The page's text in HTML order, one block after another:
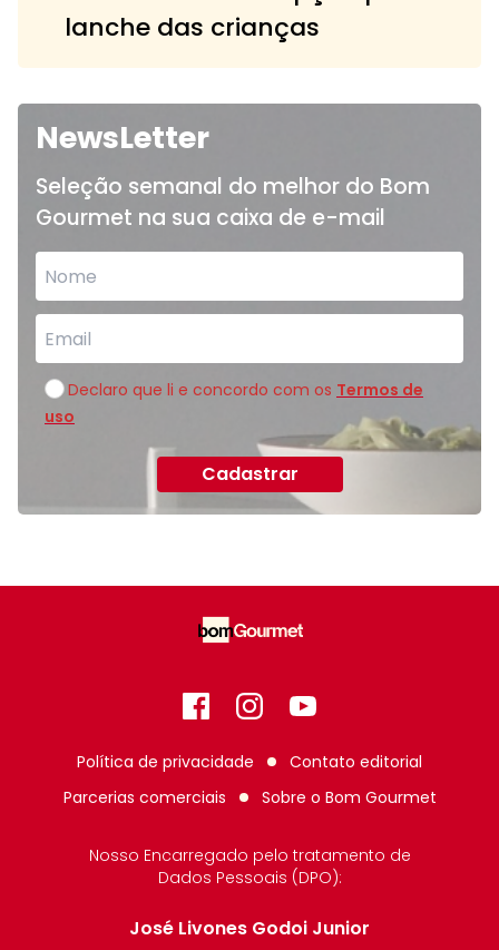
lanche das crianças
NewsLetter
Seleção semanal do melhor do Bom
Gourmet na sua caixa de e-mail
Declaro que li e concordo com os Termos de
uso
Cadastrar
FacebookInstagram
GitHub
Política de privacidade
Contato editorial
Parcerias comerciais
Sobre o Bom Gourmet
Nosso Encarregado pelo tratamento de
Dados Pessoais (DPO):
José Livones Godoi Junior